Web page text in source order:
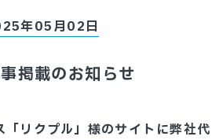
年05月02日
掲載のお知らせ
リクプル」様のサイトに弊社代